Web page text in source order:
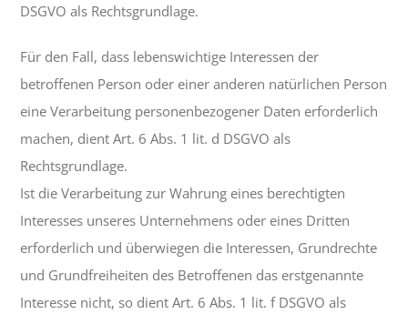
DSGVO als Rechtsgrundlage.
Für den Fall, dass lebenswichtige Interessen der
betroffenen Person oder einer anderen natürlichen Person
eine Verarbeitung personenbezogener Daten erforderlich
machen, dient Art. 6 Abs. 1 lit. d DSGVO als
Rechtsgrundlage.
Ist die Verarbeitung zur Wahrung eines berechtigten
Interesses unseres Unternehmens oder eines Dritten
erforderlich und überwiegen die Interessen, Grundrechte
und Grundfreiheiten des Betroffenen das erstgenannte
Interesse nicht, so dient Art. 6 Abs. 1 lit. f DSGVO als